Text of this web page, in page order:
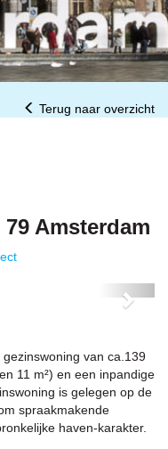
Terug naar overzicht
79 Amsterdam
Next
van ca.139
11 m²) en een inpandige
is gelegen op de
spraakmakende
haven-karakter.